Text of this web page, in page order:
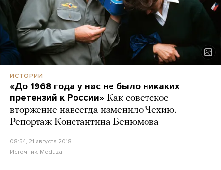
ИСТОРИИ
«До 1968 года у нас не было никаких
претензий к России» Как советское
вторжение навсегда изменило Чехию.
Репортаж Константина Бенюмова
08:54, 21 августа 2018
Источник: Meduza